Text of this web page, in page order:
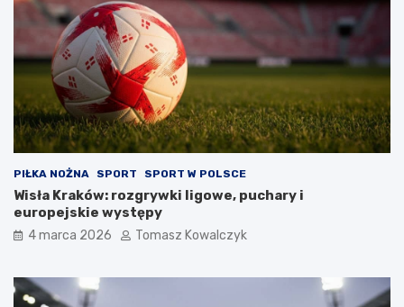
PIŁKA NOŻNA SPORT SPORT W POLSCE
Wisła Kraków: rozgrywki ligowe, puchary i
europejskie występy
4 marca 2026 Tomasz Kowalczyk